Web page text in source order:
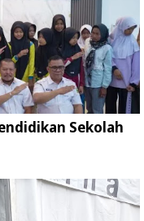
Sekolah